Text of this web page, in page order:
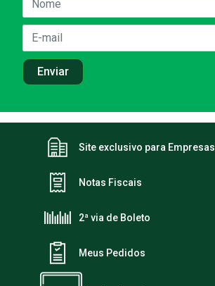
Site exclusivo para Empresas
Notas Fiscais
2ª via de Boleto
Meus Pedidos